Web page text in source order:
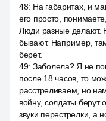
48: На габаритах, и
его просто,
Люди разные делают.
бывают. Например,
берет.
49: Заболела? Я не
после 18 часов, то
расстреливаем, но
войну, солдаты берут
звуки перестрелки, а